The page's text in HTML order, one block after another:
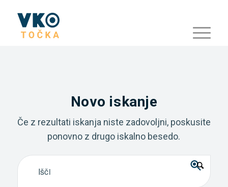
Novo iskanje
Če z rezultati iskanja niste zadovoljni, poskusite
ponovno z drugo iskalno besedo.